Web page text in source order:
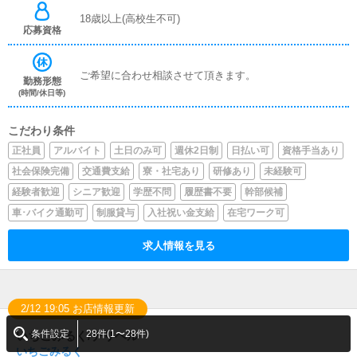
応募資格
18歳以上(高校生不可)
勤務形態
(時間/休日等)
ご希望に合わせ相談させて頂きます。
こだわり条件
正社員 アルバイト 土日のみ可 週休2日制 日払い可
資格手当あり
社会保険完備
交通費支給 寮・社宅あり 研修あり
未経験可
経験者歓迎
シニア歓迎 学歴不問 履歴書不要
幹部候補
車･バイク通勤可
制服貸与 入社祝い金支給 在宅ワーク可
求人情報を見る
2/12 19:05 お店情報更新
いちごみるく/デリヘル
いちごみるく
条件設定 28件(1〜28件)